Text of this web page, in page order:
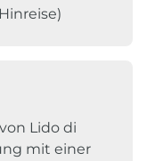
Lido di
mit einer